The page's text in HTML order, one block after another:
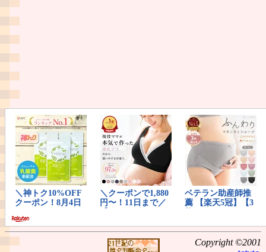
Copyright ©2001